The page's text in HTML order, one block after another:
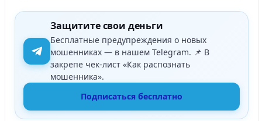
Защитите свои деньги
Бесплатные предупреждения о новых
мошенниках — в нашем Telegram. 📌 В
закрепе чек-лист «Как распознать
мошенника».
Подписаться бесплатно